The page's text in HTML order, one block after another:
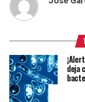
deja